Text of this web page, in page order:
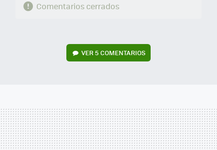
Comentarios cerrados
VER5 COMENTARIOS